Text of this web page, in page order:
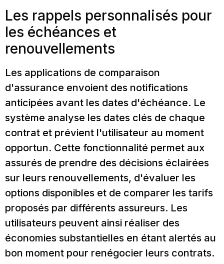
Les rappels personnalisés pour
les échéances et
renouvellements
Les applications de comparaison
d'assurance envoient des notifications
anticipées avant les dates d'échéance. Le
système analyse les dates clés de chaque
contrat et prévient l'utilisateur au moment
opportun. Cette fonctionnalité permet aux
assurés de prendre des décisions éclairées
sur leurs renouvellements, d'évaluer les
options disponibles et de comparer les tarifs
proposés par différents assureurs. Les
utilisateurs peuvent ainsi réaliser des
économies substantielles en étant alertés au
bon moment pour renégocier leurs contrats.